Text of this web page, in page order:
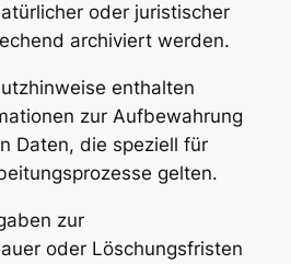
oder juristischer
archiviert werden.
enthalten
zur Aufbewahrung
Daten, die speziell für
gelten.
zur
oder Löschungsfristen